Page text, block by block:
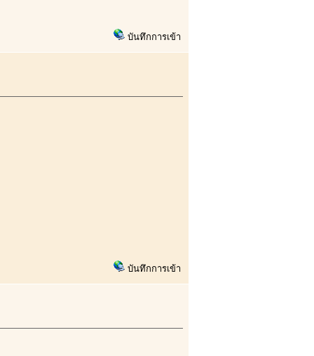
บันทึกการเข้า
บันทึกการเข้า